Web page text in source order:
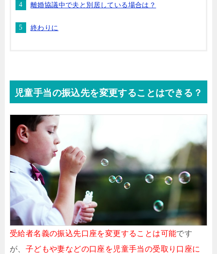
離婚協議中で夫と別居している場合は？
終わりに
児童手当の振込先を変更することはできる？
受給者名義の振込先口座を変更することは可能です
が、 子どもや妻などの口座を児童手当の受取り口座に